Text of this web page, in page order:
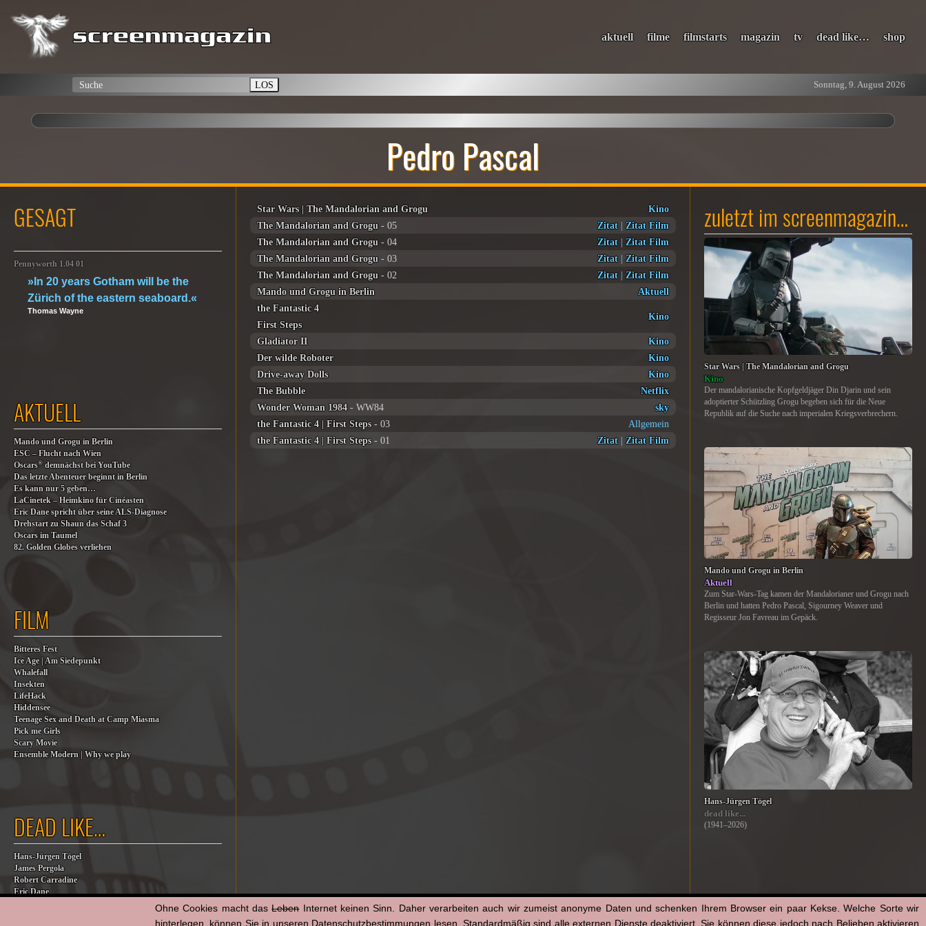
aktuell filme filmstarts magazin tv dead like… shop
LOS Sonntag, 9. August 2026
Pedro Pascal
Star Wars | The Mandalorian and Grogu
Kino
The Mandalorian and Grogu - 05 Zitat| Zitat Film
The Mandalorian and Grogu - 04 Zitat| Zitat Film
The Mandalorian and Grogu - 03 Zitat| Zitat Film
The Mandalorian and Grogu - 02 Zitat| Zitat Film
Mando und Grogu in Berlin
Aktuell
the Fantastic 4
First Steps
Kino
Gladiator II
Kino
Der wilde Roboter
Kino
Drive-away Dolls
Kino
The Bubble
Netflix
Wonder Woman 1984- WW84
sky
the Fantastic 4 | First Steps- 03
Allgemein
the Fantastic 4 | First Steps- 01 Zitat| Zitat Film
GESAGT
Pennyworth 1.04 01
»In 20 years Gotham will be the
Zürich of the eastern seaboard.«
Thomas Wayne
AKTUELL
Mando und Grogu in Berlin
ESC – Flucht nach Wien
Oscars®demnächst bei YouTube
Das letzte Abenteuer beginnt in Berlin
Es kann nur 5 geben…
LaCinetek – Heimkino für Cinéasten
Eric Dane spricht über seine ALS-Diagnose
Drehstart zu Shaun das Schaf 3
Oscars im Taumel
82. Golden Globes verliehen
FILM
Bitteres Fest
Ice Age | Am Siedepunkt
Whalefall
Insekten
LifeHack
Hiddensee
Teenage Sex and Death at Camp Miasma
Pick me Girls
Scary Movie
Ensemble Modern | Why we play
DEAD LIKE…
Hans-Jürgen Tögel
James Pergola
Robert Carradine
Eric Dane
zuletzt im screenmagazin…
Star Wars | The Mandalorian and Grogu
Kino
Der mandalorianische Kopfgeldjäger Din Djarin und sein
adoptierter Schützling Grogu begeben sich für die Neue
Republik auf die Suche nach imperialen Kriegsverbrechern.
Mando und Grogu in Berlin
Aktuell
Zum Star-Wars-Tag kamen der Mandalorianer und Grogu nach
Berlin und hatten Pedro Pascal, Sigourney Weaver und
Regisseur Jon Favreau im Gepäck.
Hans-Jürgen Tögel
dead like...
(1941–2026)
Ohne Cookies macht dasLebenInternet keinen Sinn. Daher verarbeiten auch wir zumeist anonyme Daten und schenken Ihrem Browser ein paar Kekse. Welche Sorte wir
hinterlegen, können Sie in unseren Datenschutzbestimmungen lesen. Standardmäßig sind alle externen Dienste deaktiviert. Sie können diese jedoch nach Belieben aktivieren